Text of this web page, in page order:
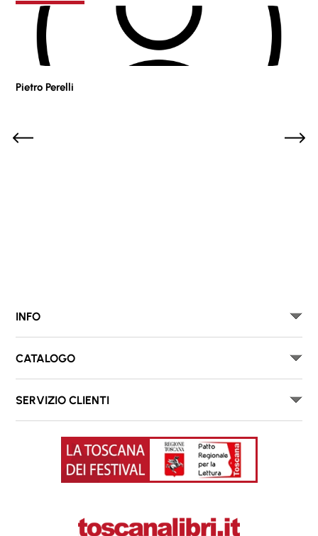
Pietro Perelli
INFO
CATALOGO
SERVIZIO CLIENTI